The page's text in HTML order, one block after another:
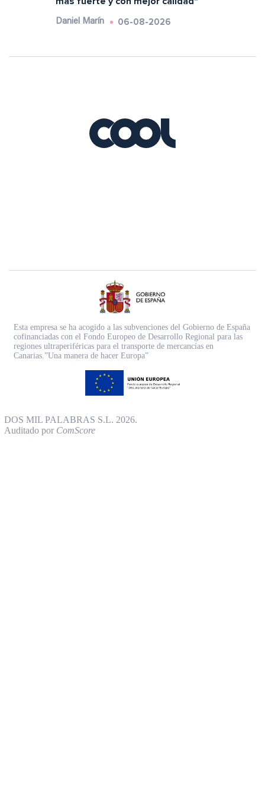
Daniel Marín 06-08-2026
Esta empresa se ha acogido a las subvenciones del Gobierno de España
cofinanciadas con el Fondo Europeo de Desarrollo Regional para las
regiones ultraperiféricas para el transporte de mercancías en
Canarias.”Una manera de hacer Europa”
DOS MIL PALABRAS S.L. 2026.
Auditado por ComScore